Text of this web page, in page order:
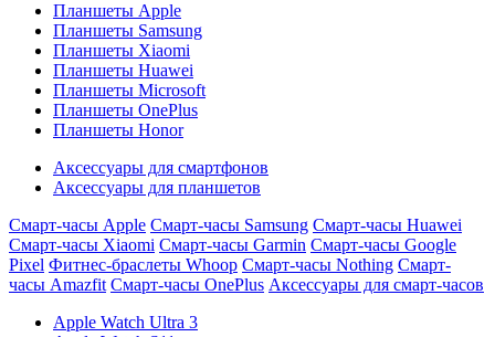
Планшеты Apple
Планшеты Samsung
Планшеты Xiaomi
Планшеты Huawei
Планшеты Microsoft
Планшеты OnePlus
Планшеты Honor
Аксессуары для смартфонов
Аксессуары для планшетов
Смарт-часы Apple Смарт-часы Samsung Смарт-часы Huawei
Смарт-часы Xiaomi Смарт-часы Garmin Смарт-часы Google
Pixel Фитнес-браслеты Whoop Смарт-часы Nothing Смарт-
часы Amazfit Смарт-часы OnePlus Аксессуары для смарт-часов
Apple Watch Ultra 3